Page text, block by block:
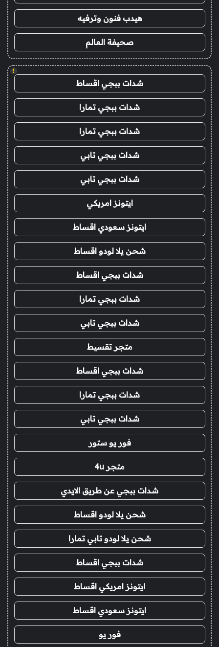
هيدب فنون وترفيه
صحيفة العالم
!
شدات ببجي اقساط
شدات ببجي تمارا
شدات ببجي تمارا
شدات ببجي تابي
شدات ببجي تابي
ايتونز امريكي
ايتونز سعودي اقساط
شحن يلا لودو اقساط
شدات ببجي اقساط
شدات ببجي تمارا
شدات ببجي تابي
متجر تقسيط
شدات ببجي اقساط
شدات ببجي تمارا
شدات ببجي تابي
فور يو ستور
متجر 4u
شدات ببجي عن طريق الايدي
شحن يلا لودو اقساط
شحن يلا لودو تابي تمارا
شدات ببجي اقساط
ايتونز امريكي اقساط
ايتونز سعودي اقساط
فور يو